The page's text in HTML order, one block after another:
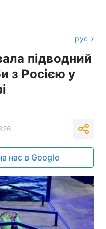
рус
підводний
з Росією у
нас в Google